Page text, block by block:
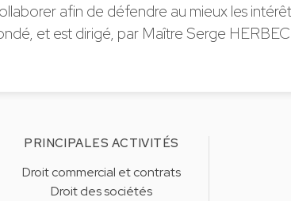
afin de défendre au mieux les
et est dirigé, par Maître Serge
PRINCIPALES ACTIVITÉS
Droit commercial et contrats
Droit des sociétés